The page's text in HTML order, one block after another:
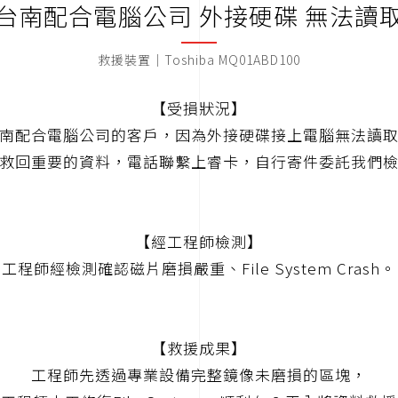
南配合電腦公司 外接硬碟 無法讀
救援裝置｜Toshiba MQ01ABD100
【受損狀況】
配合電腦公司的客戶，因為外接硬碟接上電腦無法讀取
回重要的資料，電話聯繫上睿卡，自行寄件委託我們檢
【經工程師檢測】
工程師經檢測確認磁片磨損嚴重、File System Crash。
【救援成果】
工程師先透過專業設備完整鏡像未磨損的區塊，